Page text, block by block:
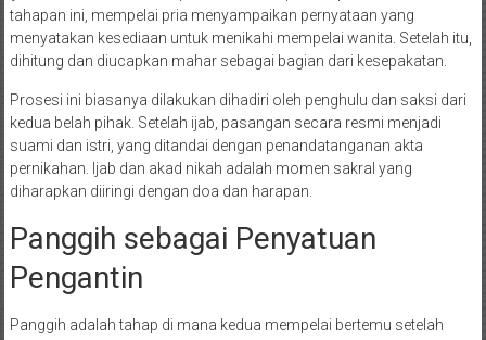
tahapan ini, mempelai pria menyampaikan pernyataan yang
menyatakan kesediaan untuk menikahi mempelai wanita. Setelah itu,
dihitung dan diucapkan mahar sebagai bagian dari kesepakatan.
Prosesi ini biasanya dilakukan dihadiri oleh penghulu dan saksi dari
kedua belah pihak. Setelah ijab, pasangan secara resmi menjadi
suami dan istri, yang ditandai dengan penandatanganan akta
pernikahan. Ijab dan akad nikah adalah momen sakral yang
diharapkan diiringi dengan doa dan harapan.
Panggih sebagai Penyatuan
Pengantin
Panggih adalah tahap di mana kedua mempelai bertemu setelah